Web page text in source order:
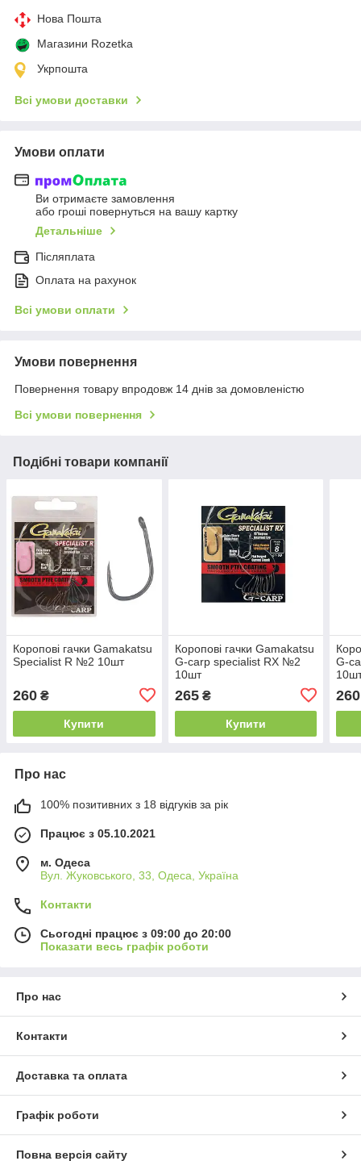
Нова Пошта
Магазини Rozetka
Укрпошта
Всі умови доставки
Умови оплати
Ви отримаєте замовлення
або гроші повернуться на вашу картку
Детальніше
Післяплата
Оплата на рахунок
Всі умови оплати
Умови повернення
Повернення товару впродовж 14 днів за домовленістю
Всі умови повернення
Подібні товари компанії
Коропові гачки Gamakatsu
Specialist R №2 10шт
260 ₴
Купити
Коропові гачки Gamakatsu
G-carp specialist RX №2
10шт
265₴
Купити
G-
260
Про нас
100% позитивних з 18 відгуків за рік
Працює з 05.10.2021
м. Одеса
Вул. Жуковського, 33, Одеса, Україна
Контакти
Сьогодні працює з 09:00 до 20:00
Показати весь графік роботи
Про нас
Контакти
Доставка та оплата
Графік роботи
Повна версія сайту